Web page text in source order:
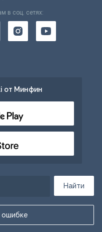
Найти
в соц. сетях:
от Минфин